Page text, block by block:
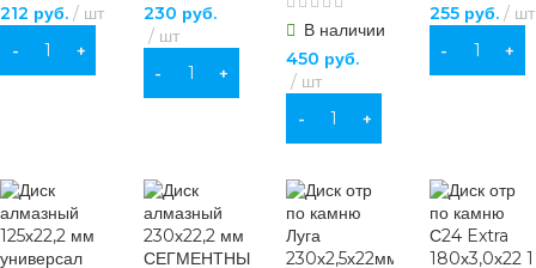
212 руб. шт
В КОРЗИНУ
230 руб.
шт
В КОРЗИНУ
В наличии
450 руб.
шт
В КОРЗИНУ
255руб. шт
В КОРЗИНУ